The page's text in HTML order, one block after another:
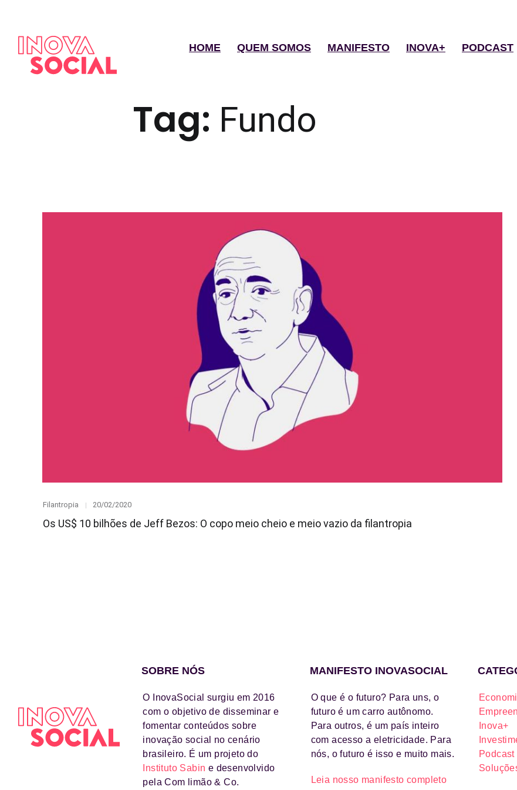
HOME QUEM SOMOS MANIFESTO INOVA+ PODCAST
Tag: Fundo
Category
Filantropia
Posted
20/02/2020
Os US$ 10 bilhões de Jeff Bezos: O copo meio cheio e meio vazio da filantropia
SOBRE NÓS
O InovaSocial surgiu em 2016
com o objetivo de disseminar e
fomentar conteúdos sobre
inovação social no cenário
brasileiro. É um projeto do
Instituto Sabin e desenvolvido
pela Com limão & Co.
MANIFESTO INOVASOCIAL
O que é o futuro? Para uns, o
futuro é um carro autônomo.
Para outros, é um país inteiro
com acesso a eletricidade. Para
nós, o futuro é isso e muito mais.
Leia nosso manifesto completo
Inova+
Podcast